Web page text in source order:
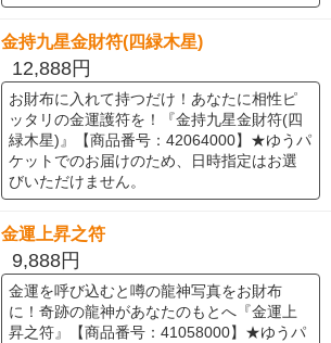
金持九星金財符(四緑木星)
12,888円
お財布に入れて持つだけ！あなたに相性ピ
ッタリの金運護符を！『金持九星金財符(四
緑木星)』【商品番号：42064000】★ゆうパ
ケットでのお届けのため、日時指定はお選
びいただけません。
金運上昇之符
9,888円
金運を呼び込むと噂の龍神写真をお財布
に！奇跡の龍神があなたのもとへ『金運上
昇之符』【商品番号：41058000】★ゆうパ